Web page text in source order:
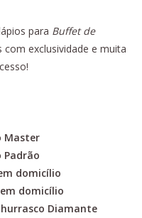
para Buffet de
com exclusividade e muita
Master
Padrão
domicílio
domicílio
Diamante